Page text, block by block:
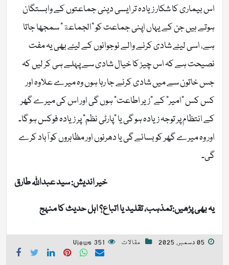
اس بیماری کا شکار زیادہ تر ایسی دینی جماعتوں کے وابستگان
ہوتے ہیں جن کے یہاں اپنی جماعت کو “الجماعة” سمجھا جاتا
ہے، اسی لیۓ شادی کرنے والے نوجوانوں کے لیۓ بھی یہ مفت
نصیحت ہے کہ اس چیز کا خیال شادی سے پہلے ہی کر لیں کہ
جس خاتون سے میں شادی کرنے جا رہا ہوں وہ میرے علاوہ اور
کس کس “امیر” کے “زیر اطاعت” ہوں گی اور اس کی میرے گھر
کے انتظام پر توجہ زیادہ ہو گی یا “پارٹی نظم” پر زیادہ فوکس ہو گا۔
اور وہ میرے گھر کو بسائے گی یا دھرنوں اور مظاہروں کو آباد کرے
گی۔
خیر اندیش: سید عبداللہ طارق
یہ بھی پڑھیں:تمذہب، تقلید یا اتباع؟ اہل حدیث کا منہج
05 دسمبر, 2025 مقالات 351 Views